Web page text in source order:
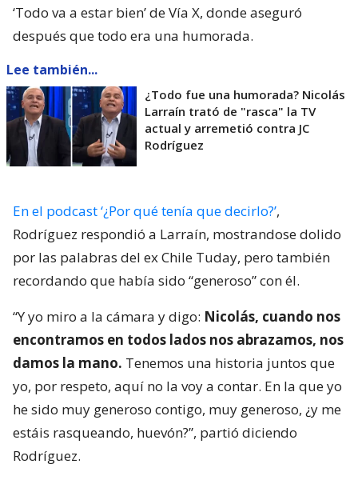
‘Todo va a estar bien’ de Vía X, donde aseguró
después que todo era una humorada.
Lee también...
¿Todo fue una humorada? Nicolás
Larraín trató de "rasca" la TV
actual y arremetió contra JC
Rodríguez
En el podcast ‘¿Por qué tenía que decirlo?’,
Rodríguez respondió a Larraín, mostrandose dolido
por las palabras del ex Chile Tuday, pero también
recordando que había sido “generoso” con él.
“Y yo miro a la cámara y digo: Nicolás, cuando nos
encontramos en todos lados nos abrazamos, nos
damos la mano. Tenemos una historia juntos que
yo, por respeto, aquí no la voy a contar. En la que yo
he sido muy generoso contigo, muy generoso, ¿y me
estáis rasqueando, huevón?”, partió diciendo
Rodríguez.